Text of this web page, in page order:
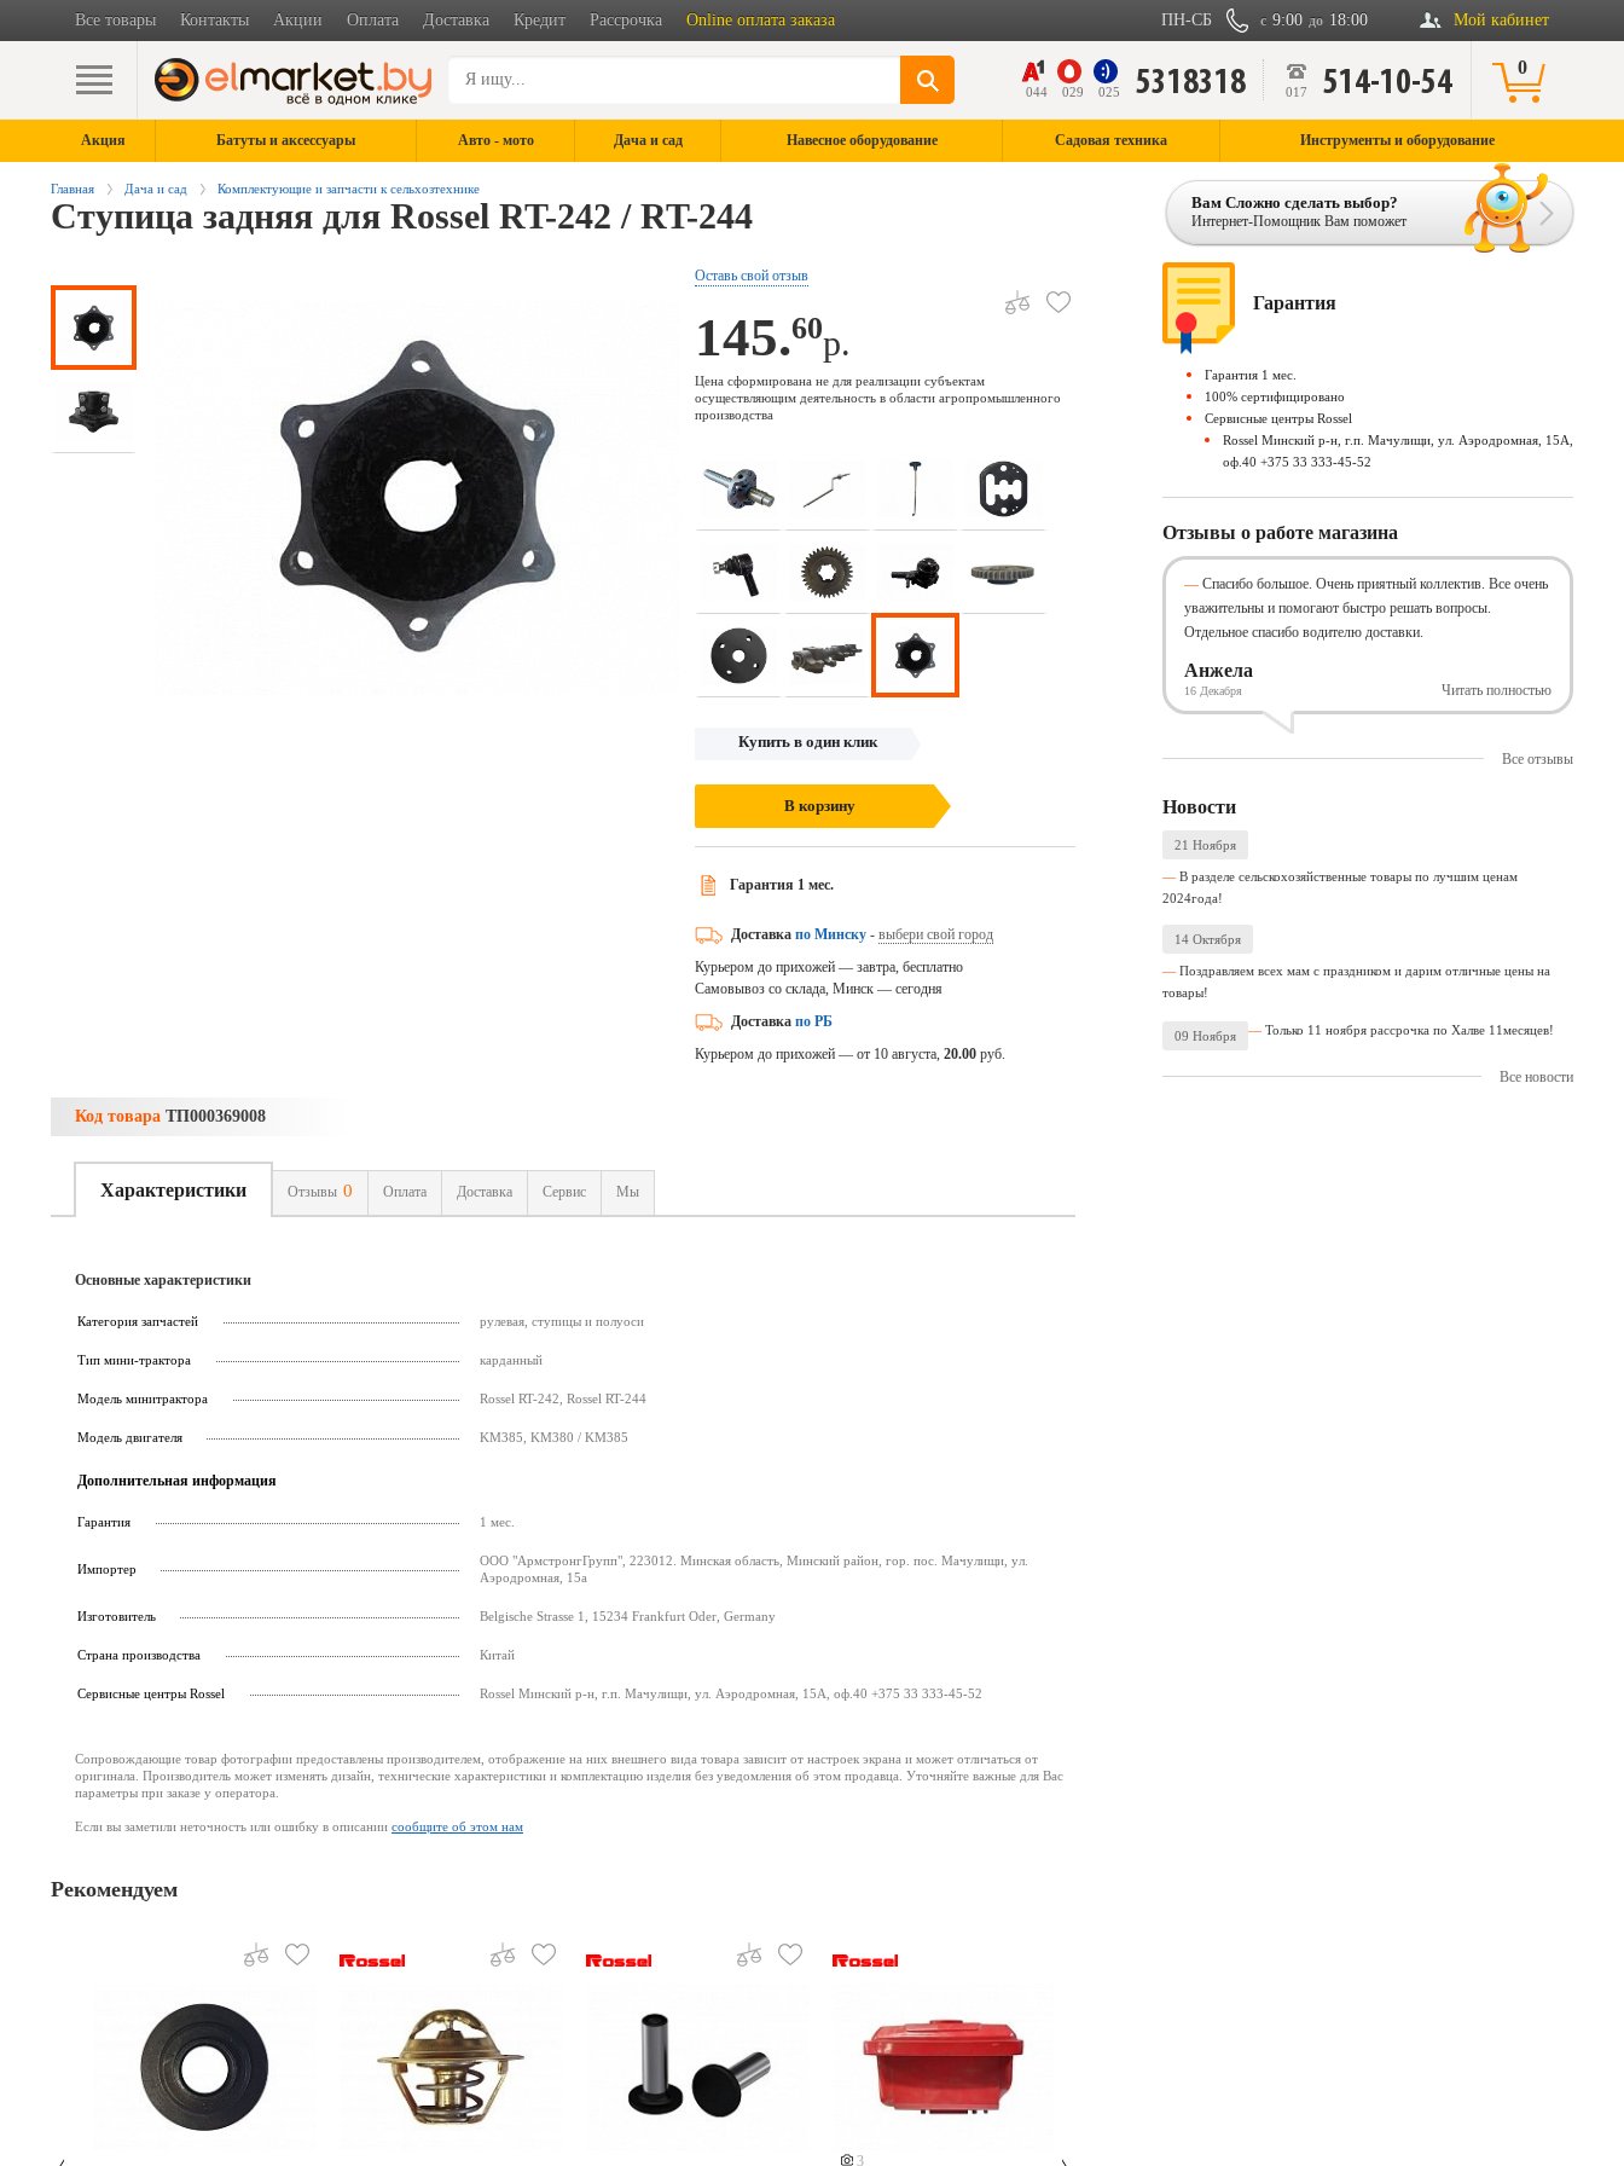
Все товары Контакты Акции Оплата Доставка Кредит Рассрочка Online оплата заказа Мой кабинет
с 9:00 до 18:00
ПН-СБ
044 029 025 5318318 017 514-10-54 0
Акция Батуты и аксессуары Авто - мото Дача и сад Навесное оборудование Садовая техника Инструменты и оборудование
Главная Дача и сад Комплектующие и запчасти к сельхозтехнике
Ступица задняя для Rossel RT-242 / RT-244 Вам Сложно сделать выбор?
Интернет-Помощник Вам поможет
Оставь свой отзыв
145.60р.
Цена сформирована не для реализации субъектам
осуществляющим деятельность в области агропромышленного
производства
Купить в один клик
В корзину
Гарантия 1 мес.
Доставка по Минску- выбери свой город
Курьером до прихожей — завтра, бесплатно
Самовывоз со склада, Минск — сегодня
Доставка по РБ
Курьером до прихожей — от 10 августа, 20.00 руб.
Код товара ТП000369008
Характеристики Отзывы 0 Оплата Доставка Сервис Мы
Основные характеристики
Категория запчастей рулевая, ступицы и полуоси
Тип мини-трактора карданный
Модель минитрактора Rossel RT-242, Rossel RT-244
Модель двигателя KM385, KM380 / KM385
Дополнительная информация
Гарантия 1 мес.
Импортер
ООО "АрмстронгГрупп", 223012. Минская область, Минский район, гор. пос. Мачулищи, ул.
Аэродромная, 15а
Изготовитель Belgische Strasse 1, 15234 Frankfurt Oder, Germany
Страна производства Китай
Cервисные центры Rossel Rossel Минский р-н, г.п. Мачулищи, ул. Аэродромная, 15А, оф.40 +375 33 333-45-52
Сопровождающие товар фотографии предоставлены производителем, отображение на них внешнего вида товара зависит от настроек экрана и может отличаться от
оригинала. Производитель может изменять дизайн, технические характеристики и комплектацию изделия без уведомления об этом продавца. Уточняйте важные для Вас
параметры при заказе у оператора.
Если вы заметили неточность или ошибку в описании сообщите об этом нам
Рекомендуем
3
Гарантия
Гарантия 1 мес.
100% сертифицировано
Сервисные центры Rossel
Rossel Минский р-н, г.п. Мачулищи, ул. Аэродромная, 15А,
оф.40 +375 33 333-45-52
Отзывы о работе магазина
Спасибо большое. Очень приятный коллектив. Все очень
уважительны и помогают быстро решать вопросы.
Отдельное спасибо водителю доставки.
Анжела
16 Декабря Читать полностью
Все отзывы
Новости
21 Ноября
В разделе сельскохозяйственные товары по лучшим ценам
2024года!
14 Октября
Поздравляем всех мам с праздником и дарим отличные цены на
товары!
09 Ноября Только 11 ноября рассрочка по Халве 11месяцев!
Все новости